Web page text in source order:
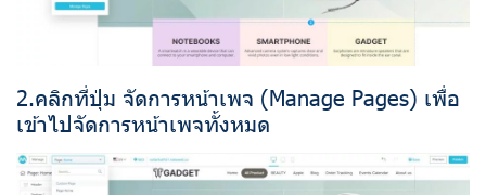
2.คลิกที่ปุ่ม จัดการหน้าเพจ (Manage Pages) เพื่อ
เข้าไปจัดการหน้าเพจทั้งหมด